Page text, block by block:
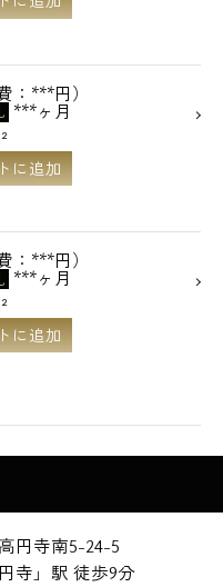
：***円）
***ヶ月
に追加
：***円）
***ヶ月
に追加
円寺南5-24-5
寺」駅 徒歩9分